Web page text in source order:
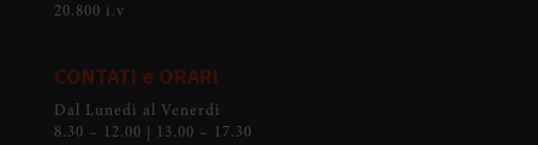
20.800 i.v
CONTATI e ORARI
Dal Lunedì al Venerdì
8.30 – 12.00 | 13.00 – 17.30